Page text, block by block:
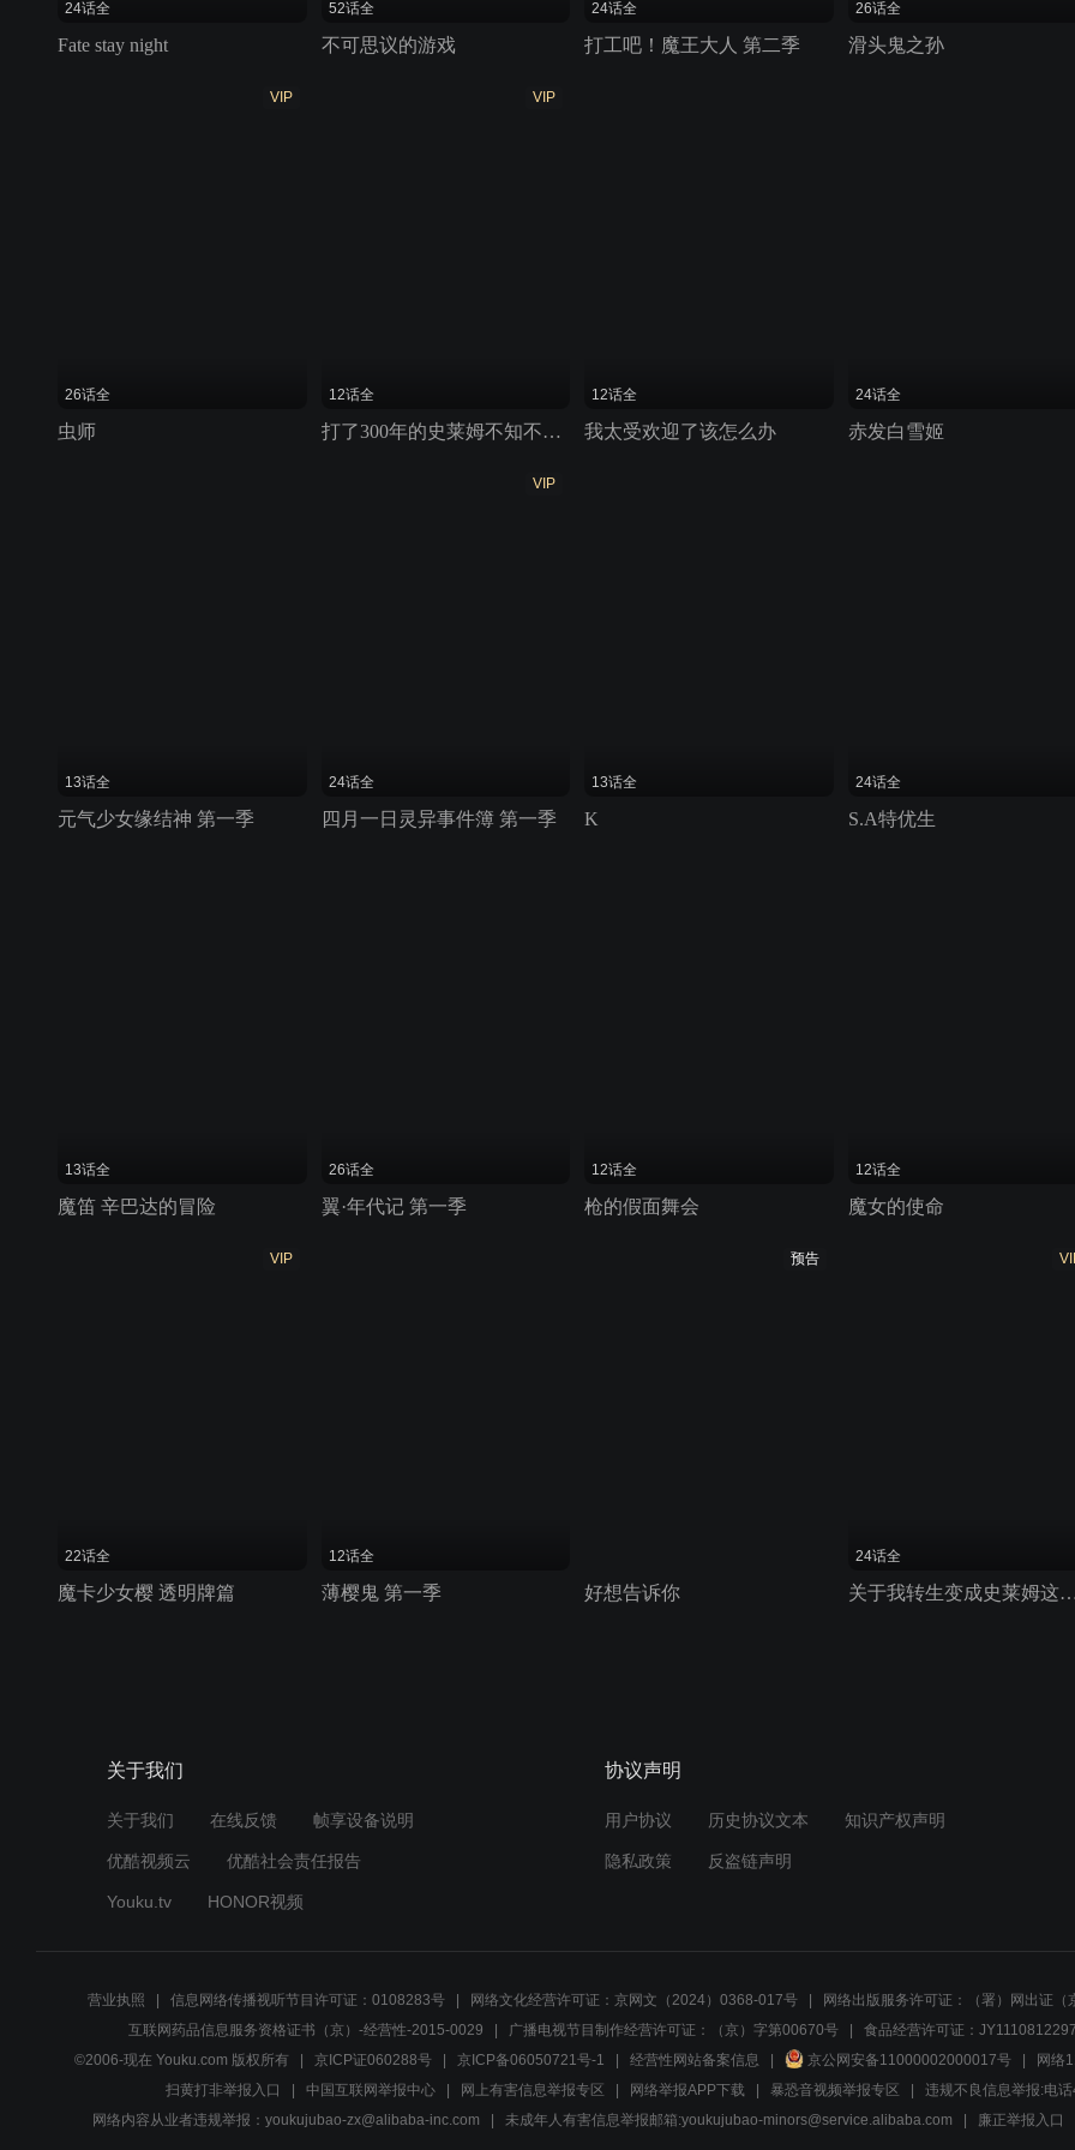
24话全
Fate stay night
52话全
不可思议的游戏
24话全
打工吧！魔王大人 第二季
26话全
滑头鬼之孙
VIP
26话全
虫师
VIP
12话全
打了300年的史莱姆不知不觉就练到了满级
12话全
我太受欢迎了该怎么办
24话全
赤发白雪姬
13话全
元气少女缘结神 第一季
VIP
24话全
四月一日灵异事件簿 第一季
13话全
K
24话全
S.A特优生
13话全
魔笛 辛巴达的冒险
26话全
翼·年代记 第一季
12话全
枪的假面舞会
12话全
魔女的使命
VIP
22话全
魔卡少女樱 透明牌篇
12话全
薄樱鬼 第一季
预告
好想告诉你
24话全
关于我转生变成史莱姆这档事 第三季
关于我们
关于我们 在线反馈 帧享设备说明
优酷视频云 优酷社会责任报告
Youku.tv HONOR视频
协议声明
用户协议 历史协议文本 知识产权声明
隐私政策 反盗链声明
营业执照 信息网络传播视听节目许可证：0108283号 网络文化经营许可证：京网文（2024）0368-017号 网络出版服务许可证：（署）网出证（
互联网药品信息服务资格证书（京）-经营性-2015-0029
广播电视节目制作经营许可证：（京）字第00670号 食品经营许可证：
©2006-现在 Youku.com 版权所有
京ICP证060288号 京ICP备06050721号-1 经营性网站备案信息 京公网安备11000002000017号 网络
扫黄打非举报入口
中国互联网举报中心 网上有害信息举报专区 网络举报APP下载 暴恐音视频举报专区
违规不良信息举报:电
网络内容从业者违规举报：youkujubao-zx@alibaba-inc.com
未成年人有害信息举报邮箱:youkujubao-minors@service.alibaba.com 廉正举报入口